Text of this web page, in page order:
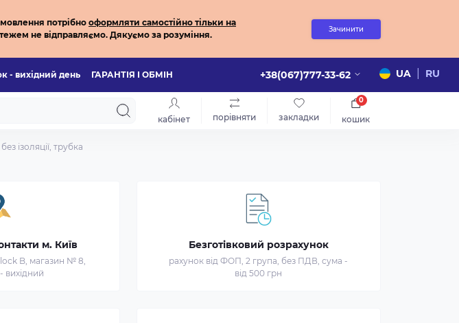
потрібнооформляти самостійно тільки на
не відправляємо.Дякуємо за розуміння.
Зачинити
- вихідний день ГАРАНТІЯ І ОБМІН +38(067)777-33-62 UA RU
кабінет порівняти закладки кошик
0
ізоляції, трубка
м. Київ
B, магазин № 8,
вихідний
Безготівковий розрахунок
рахунок від ФОП, 2 група, без ПДВ, сума -
від 500 грн